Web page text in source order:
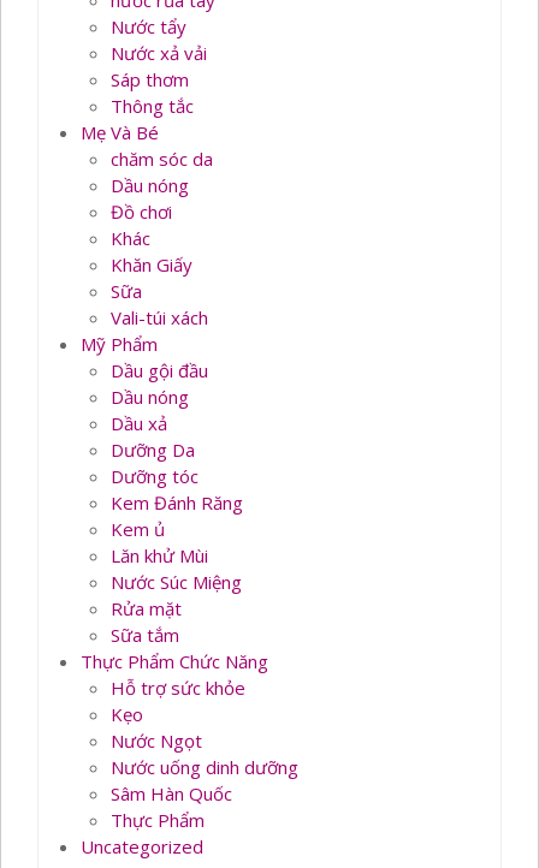
Nước tẩy
Nước xả vải
Sáp thơm
Thông tắc
Mẹ Và Bé
chăm sóc da
Dầu nóng
Đồ chơi
Khác
Khăn Giấy
Sữa
Vali-túi xách
Mỹ Phẩm
Dầu gội đầu
Dầu nóng
Dầu xả
Dưỡng Da
Dưỡng tóc
Kem Đánh Răng
Kem ủ
Lăn khử Mùi
Nước Súc Miệng
Rửa mặt
Sữa tắm
Thực Phẩm Chức Năng
Hỗ trợ sức khỏe
Kẹo
Nước Ngọt
Nước uống dinh dưỡng
Sâm Hàn Quốc
Thực Phẩm
Uncategorized